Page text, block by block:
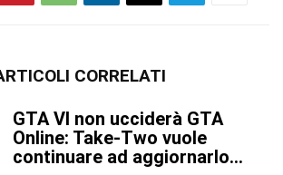
CORRELATI
GTA VI non ucciderà GTA
Online: Take-Two vuole
continuare ad aggiornarlo...